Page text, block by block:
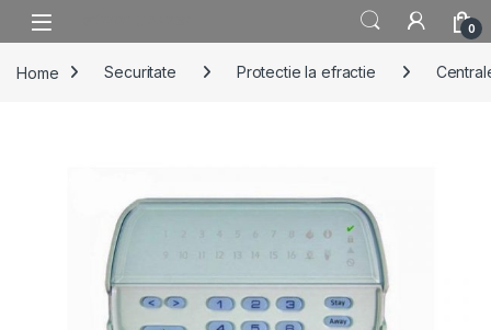
Skip to navigation
Skip to content
0
Home Securitate Protectie la efractie